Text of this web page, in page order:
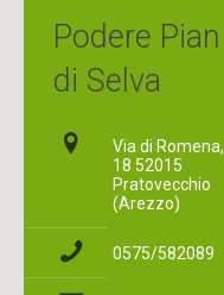
Podere Pian
di Selva
Via di Romena,
18 52015
Pratovecchio
(Arezzo)
0575/582089